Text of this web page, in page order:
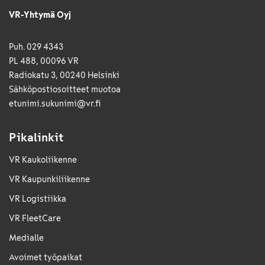
VR-Yhtymä Oyj
Puh. 029 4343
PL 488, 00096 VR
Radiokatu 3, 00240 Helsinki
Sähkö­posti­osoitteet muotoa
etunimi.sukunimi@vr.fi
Pikalinkit
VR Kaukoliikenne
VR Kaupunkiliikenne
VR Logistiikka
VR FleetCare
Medialle
Avoimet työpaikat